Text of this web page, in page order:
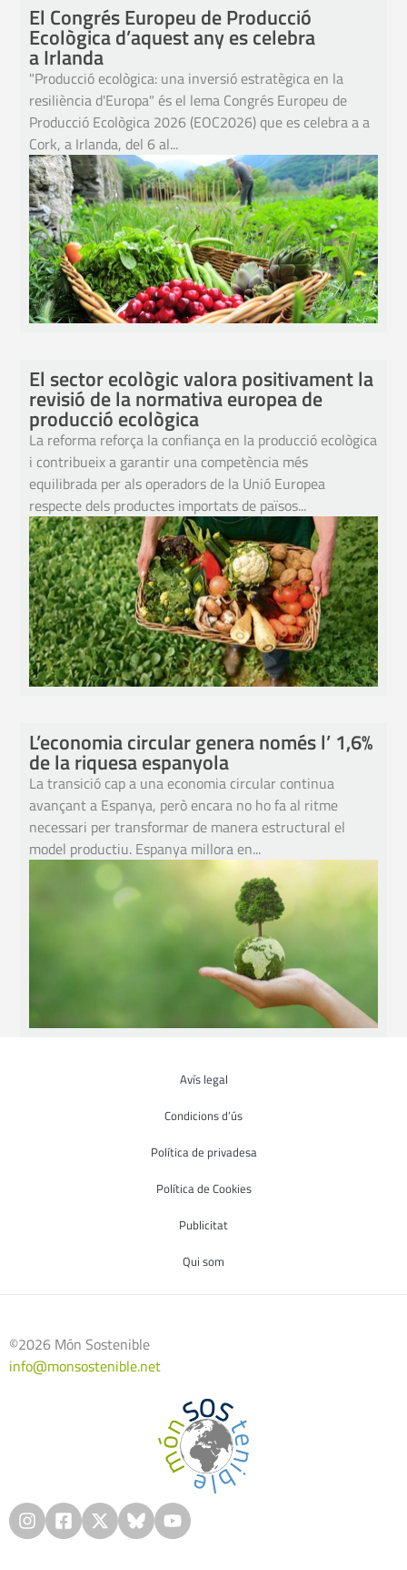
El Congrés Europeu de Producció
Ecològica d’aquest any es celebra
a Irlanda
"Producció ecològica: una inversió estratègica en la
resiliència d'Europa" és el lema Congrés Europeu de
Producció Ecològica 2026 (EOC2026) que es celebra a a
Cork, a Irlanda, del 6 al...
El sector ecològic valora positivament la
revisió de la normativa europea de
producció ecològica
La reforma reforça la confiança en la producció ecològica
i contribueix a garantir una competència més
equilibrada per als operadors de la Unió Europea
respecte dels productes importats de països...
L’economia circular genera només l’ 1,6%
de la riquesa espanyola
La transició cap a una economia circular continua
avançant a Espanya, però encara no ho fa al ritme
necessari per transformar de manera estructural el
model productiu. Espanya millora en...
Avís legal
Condicions d’ús
Política de privadesa
Política de Cookies
Publicitat
Qui som
©2026 Món Sostenible
info@monsostenible.net